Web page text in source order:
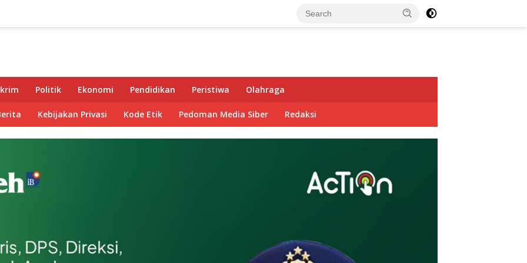
Politik Ekonomi Pendidikan Peristiwa Olahraga
Kebijakan Privasi Kode Etik Pedoman Media Siber Redaksi